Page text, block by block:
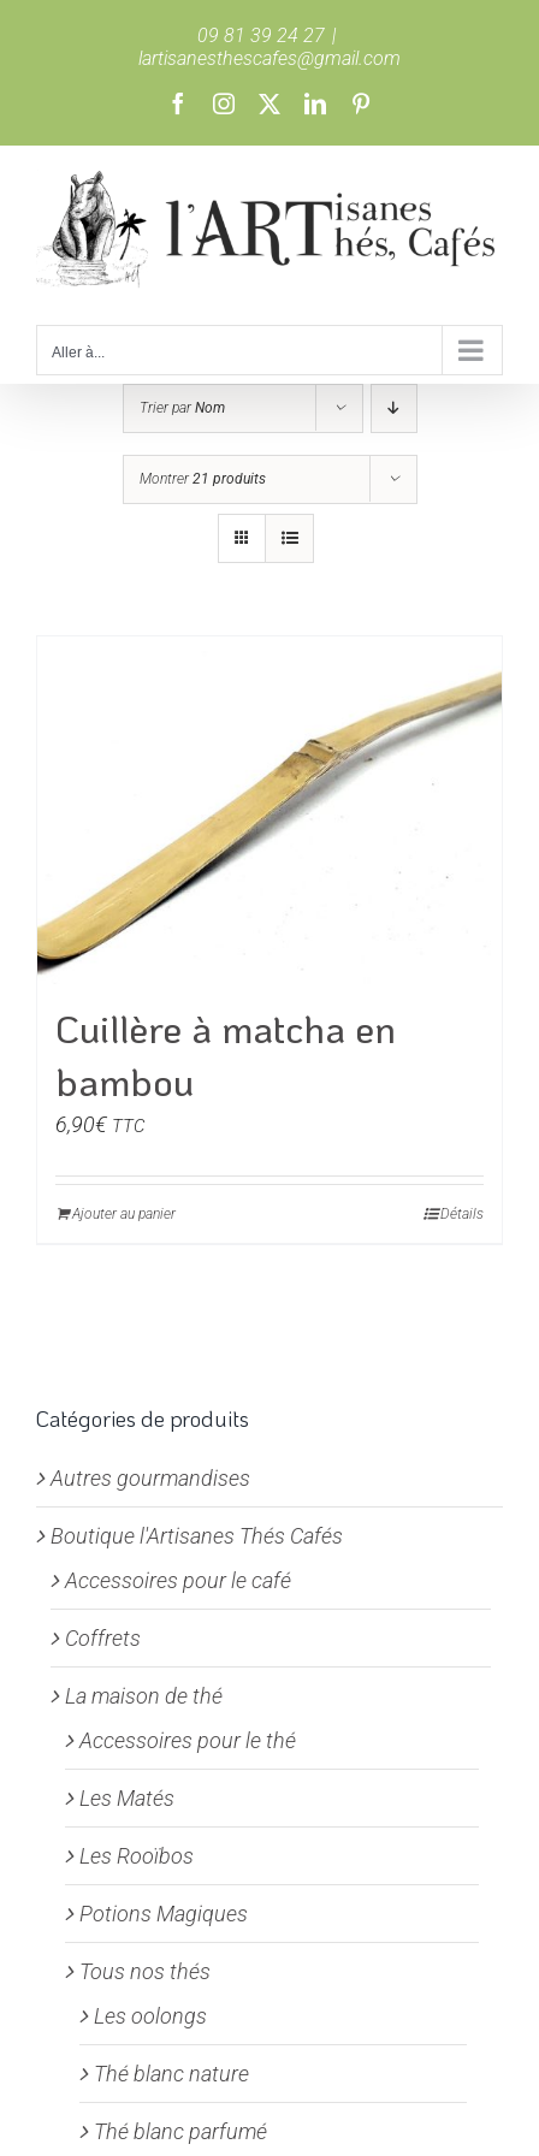
09 81 39 24 27 |
lartisanesthescafes@gmail.com
FacebookInstagram LinkedIn
Aller à...
Trier parNom
Montrer21 produits
Cuillère à matcha en
bambou
6,90€ TTC
Ajouter au panier Détails
Catégories de produits
Autres gourmandises
Boutique l'Artisanes Thés Cafés
Accessoires pour le café
Coffrets
La maison de thé
Accessoires pour le thé
Les Matés
Les Rooïbos
Potions Magiques
Tous nos thés
Les oolongs
Thé blanc nature
Thé blanc parfumé